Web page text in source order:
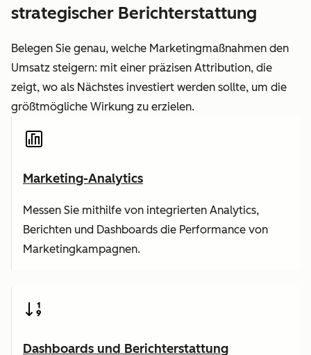
strategischer Berichterstattung
Belegen Sie genau, welche Marketingmaßnahmen den
Umsatz steigern: mit einer präzisen Attribution, die
zeigt, wo als Nächstes investiert werden sollte, um die
größtmögliche Wirkung zu erzielen.
Marketing-Analytics
Messen Sie mithilfe von integrierten Analytics,
Berichten und Dashboards die Performance von
Marketingkampagnen.
Dashboards und Berichterstattung